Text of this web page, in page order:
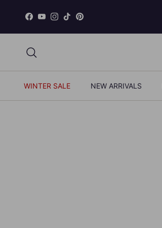
Facebook
YouTubeInstagram
TikTokPinterest
WINTER SALE NEW ARRIVALS